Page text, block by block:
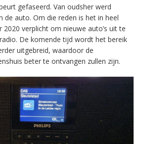
gefaseerd. Van oudsher werd
de auto. Om die reden is het in heel
2020 verplicht om nieuwe auto’s uit te
De komende tijd wordt het bereik
uitgebreid, waardoor de
beter te ontvangen zullen zijn.